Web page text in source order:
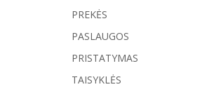
PREKĖS
PASLAUGOS
PRISTATYMAS
TAISYKLĖS